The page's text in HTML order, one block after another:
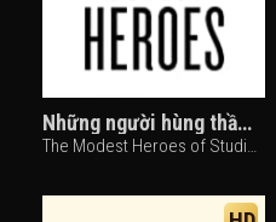
Những người hùng thầm lặng của Studio Ponoc
The Modest Heroes of Studio Ponoc (2019)